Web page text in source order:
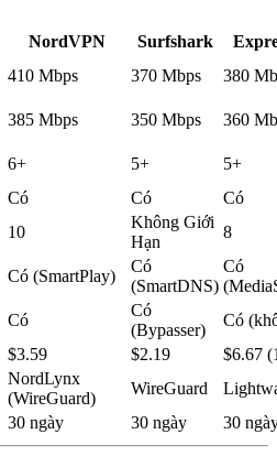
NordVPN Surfshark
410 Mbps 370 Mbps
380
385 Mbps 350 Mbps
360
6+ 5+
5+
Có Có
Có
10
Không Giới
Hạn
8
Có (SmartPlay)
Có
(SmartDNS)
Có
Có
Có
(Bypasser)
Có
$3.59 $2.19
$6.67
NordLynx
(WireGuard)
WireGuard
30 ngày 30 ngày 30